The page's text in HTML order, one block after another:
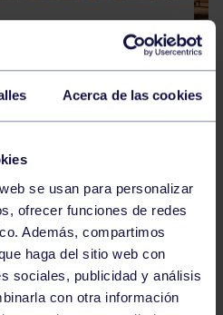
Acerca de las cookies
se usan para personalizar
ofrecer funciones de redes
Además, compartimos
haga del sitio web con
sociales, publicidad y análisis
con otra información